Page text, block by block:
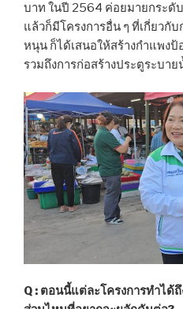
บาท ในปี 2564 ค่อยมายกระดั
แล้วก็มีโครงการอื่น ๆ ที่เกี่ยวกั
หนุน ก็ได้เสนอให้สร้างกำแพง
รวมถึงการก่อสร้างประตูระบา
Q : ตอนนี้แต่ละโครงการทำได้